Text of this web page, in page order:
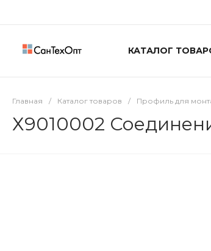
КАТАЛОГ
Главная / Каталог товаров / Профиль для
Х9010002